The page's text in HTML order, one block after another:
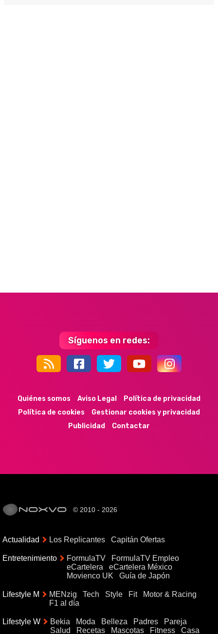
Síguenos en redes:
44k 9k 35k 352
Quiénes somos Aviso Legal
Política de privacidad
Política de cookies
Gestionar cookies y privacidad
Publicidad
Contactar
© 2010 - 2026
Actualidad Los Replicantes Capitán Ofertas
Entretenimiento FormulaTV
FormulaTV Empleo
eCartelera
eCartelera México
Movienco UK
Guía de Japón
Lifestyle M MENzig Tech Style Fit
Motor & Racing
F1 al día
Lifestyle W Bekia Moda Belleza Padres
Pareja
Salud
Recetas Mascotas Fitness Casa